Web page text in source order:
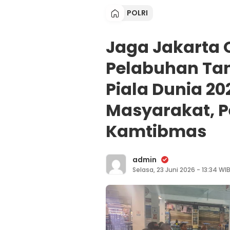
POLRI
Jaga Jakarta
Pelabuhan
Piala Dunia
Masyarakat,
Kamtibmas
admin
Selasa, 23 Juni 2026 - 13:34 WIB